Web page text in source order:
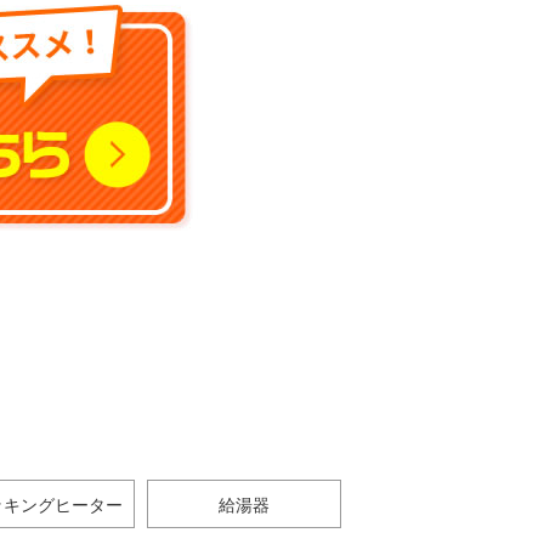
ングヒーター 給湯器